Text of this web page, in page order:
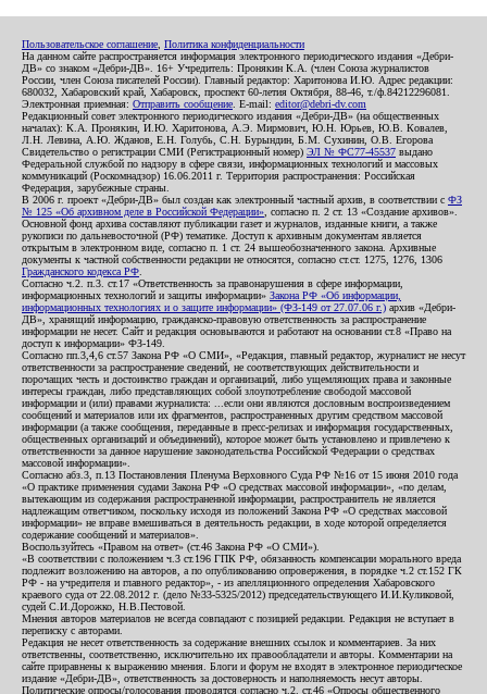
Пользовательское соглашение Политика конфиденциальности
На данном сайте распространяется информация электронного периодического издания «Дебри-
ДВ» со знаком «Дебри-ДВ». 16+ Учредитель: Пронякин К.А. (член Союза журналистов
России, член Союза писателей России). Главный редактор: Харитонова И.Ю. Адрес редакции:
680032, Хабаровский край, Хабаровск, проспект 60-летия Октября, 88-46, т./ф.84212296081.
Электронная приемная: Отправить сообщение . E-mail: editor@debri-dv.com
Редакционный совет электронного периодического издания «Дебри-ДВ» (на общественных
началах): К.А. Пронякин, И.Ю. Харитонова, А.Э. Мирмович, Ю.Н. Юрьев, Ю.В. Ковалев,
Л.Н. Левина, А.Ю. Жданов, Е.Н. Голубь, С.Н. Бурындин, Б.М. Сухинин, О.В. Егорова
Свидетельство о регистрации СМИ (Регистрационный номер) ЭЛ № ФС77-45537 выдано
Федеральной службой по надзору в сфере связи, информационных технологий и массовых
коммуникаций (Роскомнадзор) 16.06.2011 г. Территория распространения: Российская
Федерация, зарубежные страны.
В 2006 г. проект «Дебри-ДВ» был создан как электронный частный архив, в соответствии с ФЗ
№ 125 «Об архивном деле в Российской Федерации» , согласно п. 2 ст. 13 «Создание архивов».
Основной фонд архива составляют публикации газет и журналов, изданные книги, а также
рукописи по дальневосточной (РФ) тематике. Доступ к архивным документам является
открытым в электронном виде, согласно п. 1 ст. 24 вышеобозначенного закона. Архивные
документы к частной собственности редакции не относятся, согласно ст.ст. 1275, 1276, 1306
Гражданского кодекса РФ
Согласно ч.2. п.3. ст.17 «Ответственность за правонарушения в сфере информации,
информационных технологий и защиты информации» Закона РФ «Об информации,
информационных технологиях и о защите информации» (ФЗ-149 от 27.07.06 г.) архив «Дебри-
ДВ», хранящий информацию, гражданско-правовую ответственность за распространение
информации не несет. Сайт и редакция основываются и работают на основании ст.8 «Право на
доступ к информации» ФЗ-149.
Согласно пп.3,4,6 ст.57 Закона РФ «О СМИ», «Редакция, главный редактор, журналист не несут
ответственности за распространение сведений, не соответствующих действительности и
порочащих честь и достоинство граждан и организаций, либо ущемляющих права и законные
интересы граждан, либо представляющих собой злоупотребление свободой массовой
информации и (или) правами журналиста: ...если они являются дословным воспроизведением
сообщений и материалов или их фрагментов, распространенных другим средством массовой
информации (а также сообщения, переданные в пресс-релизах и информация государственных,
общественных организаций и объединений), которое может быть установлено и привлечено к
ответственности за данное нарушение законодательства Российской Федерации о средствах
массовой информации».
Согласно абз.3, п.13 Постановления Пленума Верховного Суда РФ №16 от 15 июня 2010 года
«О практике применения судами Закона РФ «О средствах массовой информации», «по делам,
вытекающим из содержания распространенной информации, распространитель не является
надлежащим ответчиком, поскольку исходя из положений Закона РФ «О средствах массовой
информации» не вправе вмешиваться в деятельность редакции, в ходе которой определяется
содержание сообщений и материалов».
Воспользуйтесь «Правом на ответ» (ст.46 Закона РФ «О СМИ»).
«В соответствии с положением ч.3 ст.196 ГПК РФ, обязанность компенсации морального вреда
подлежит возложению на авторов, а по опубликованию опровержения, в порядке ч.2 ст.152 ГК
РФ - на учредителя и главного редактор», - из апелляционного определения Хабаровского
краевого суда от 22.08.2012 г. (дело №33-5325/2012) председательствующего И.И.Куликовой,
судей С.И.Дорожко, Н.В.Пестовой.
Мнения авторов материалов не всегда совпадают с позицией редакции. Редакция не вступает в
переписку с авторами.
Редакция не несет ответственность за содержание внешних ссылок и комментариев. За них
ответственны, соответственно, исключительно их правообладатели и авторы. Комментарии на
сайте приравнены к выражению мнения. Блоги и форум не входят в электронное периодическое
издание «Дебри-ДВ», ответственность за достоверность и наполняемость несут авторы.
Политические опросы/голосования проводятся согласно ч.2. ст.46 «Опросы общественного